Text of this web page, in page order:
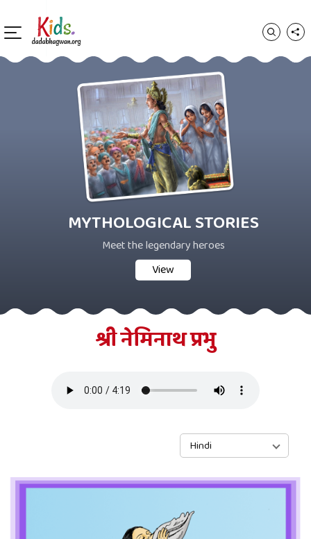
MYTHOLOGICAL STORIES
Meet the legendary heroes
View
श्री नेमिनाथ प्रभु
Hindi